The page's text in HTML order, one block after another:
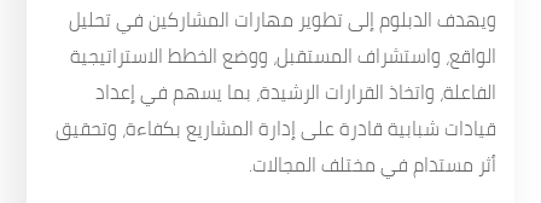
ويهدف الدبلوم إلى تطوير مهارات المشاركين في تحليل
الواقع، واستشراف المستقبل، ووضع الخطط الاستراتيجية
الفاعلة، واتخاذ القرارات الرشيدة، بما يسهم في إعداد
قيادات شبابية قادرة على إدارة المشاريع بكفاءة، وتحقيق
أثر مستدام في مختلف المجالات.